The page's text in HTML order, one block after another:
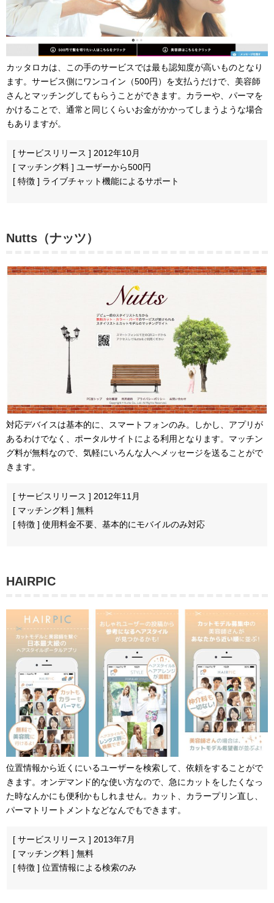
カッタロカは、この手のサービスでは最も認知度が高いものとなり
ます。サービス側にワンコイン（500円）を支払うだけで、美容師
さんとマッチングしてもらうことができます。カラーや、パーマを
かけることで、通常と同じくらいお金がかかってしまうような場合
もありますが。
[ サービスリリース ] 2012年10月
[ マッチング料 ] ユーザーから500円
[ 特徴 ] ライブチャット機能によるサポート
Nutts（ナッツ）
対応デバイスは基本的に、スマートフォンのみ。しかし、アプリが
あるわけでなく、ポータルサイトによる利用となります。マッチン
グ料が無料なので、気軽にいろんな人へメッセージを送ることがで
きます。
[ サービスリリース ] 2012年11月
[ マッチング料 ] 無料
[ 特徴 ] 使用料金不要、基本的にモバイルのみ対応
HAIRPIC
位置情報から近くにいるユーザーを検索して、依頼をすることがで
きます。オンデマンド的な使い方なので、急にカットをしたくなっ
た時なんかにも便利かもしれません。カット、カラープリン直し、
パーマトリートメントなどなんでもできます。
[ サービスリリース ] 2013年7月
[ マッチング料 ] 無料
[ 特徴 ] 位置情報による検索のみ